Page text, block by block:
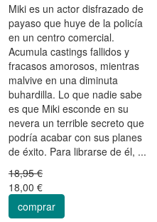
Miki es un actor disfrazado de
payaso que huye de la policía
en un centro comercial.
Acumula castings fallidos y
fracasos amorosos, mientras
malvive en una diminuta
buhardilla. Lo que nadie sabe
es que Miki esconde en su
nevera un terrible secreto que
podría acabar con sus planes
de éxito. Para librarse de él, ...
18,95 €
18,00 €
comprar